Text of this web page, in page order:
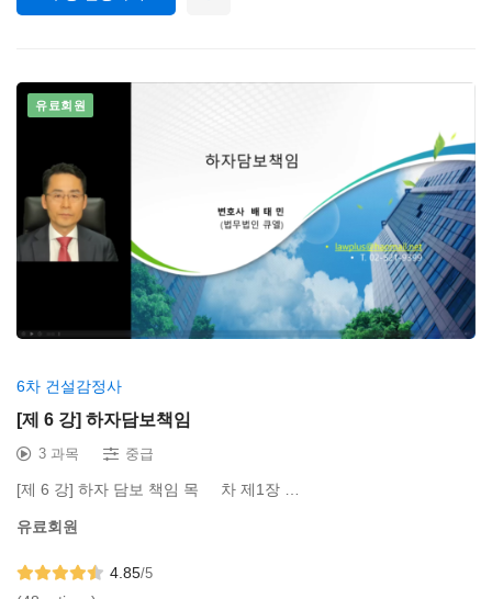
유료회원
6차 건설감정사
[제 6 강] 하자담보책임
3 과목 중급
[제 6 강] 하자 담보 책임 목 차 제1장 …
유료회원
4.85/5